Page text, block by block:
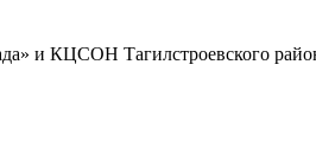
и КЦСОН Тагилстроевского